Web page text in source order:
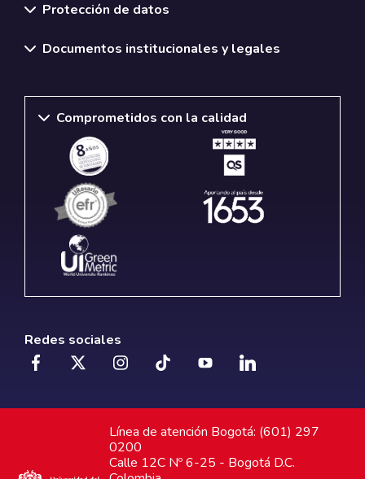
Protección de datos
Documentos institucionales y legales
Comprometidos con la calidad
Redes sociales
Línea de atención Bogotá: (601) 297
0200
Calle 12C Nº 6-25 - Bogotá D.C.